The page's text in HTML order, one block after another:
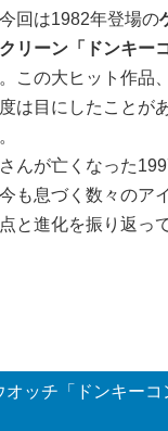
回は1982年登場の
リーン「ドンキー
この大ヒット作品
は目にしたことが
んが亡くなった
も息づく数々のア
と進化を振り返っ
ッチ「ドンキーコ